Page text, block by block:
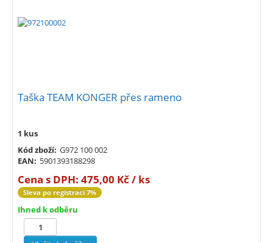
Taška TEAM KONGER přes rameno
1 kus
Kód zboží: G972 100 002
EAN: 5901393188298
Cena s DPH: 475,00 Kč / ks
Sleva po registraci 7%
Ihned k odběru